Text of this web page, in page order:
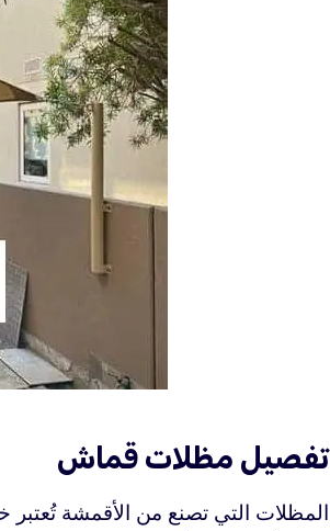
تفصيل مظلات قماش
المظلات التي تصنع من الأقمشة تُعتبر